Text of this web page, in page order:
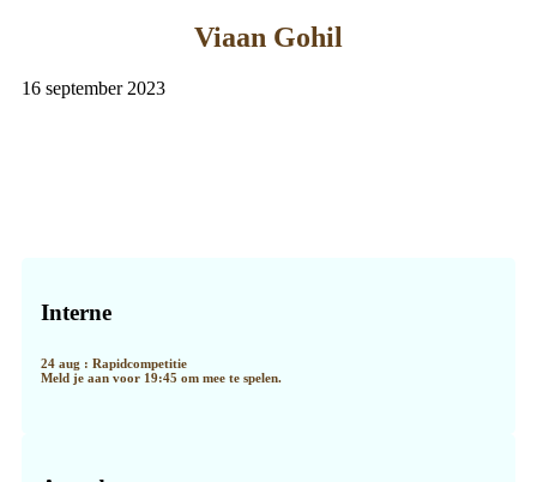
Viaan Gohil
16 september 2023
Sidebar
Interne
24 aug : Rapidcompetitie
Meld je aan voor 19:45 om mee te spelen.